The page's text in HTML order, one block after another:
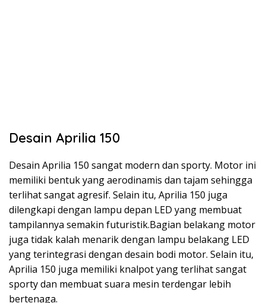
Desain Aprilia 150
Desain Aprilia 150 sangat modern dan sporty. Motor ini
memiliki bentuk yang aerodinamis dan tajam sehingga
terlihat sangat agresif. Selain itu, Aprilia 150 juga
dilengkapi dengan lampu depan LED yang membuat
tampilannya semakin futuristik.Bagian belakang motor
juga tidak kalah menarik dengan lampu belakang LED
yang terintegrasi dengan desain bodi motor. Selain itu,
Aprilia 150 juga memiliki knalpot yang terlihat sangat
sporty dan membuat suara mesin terdengar lebih
bertenaga.